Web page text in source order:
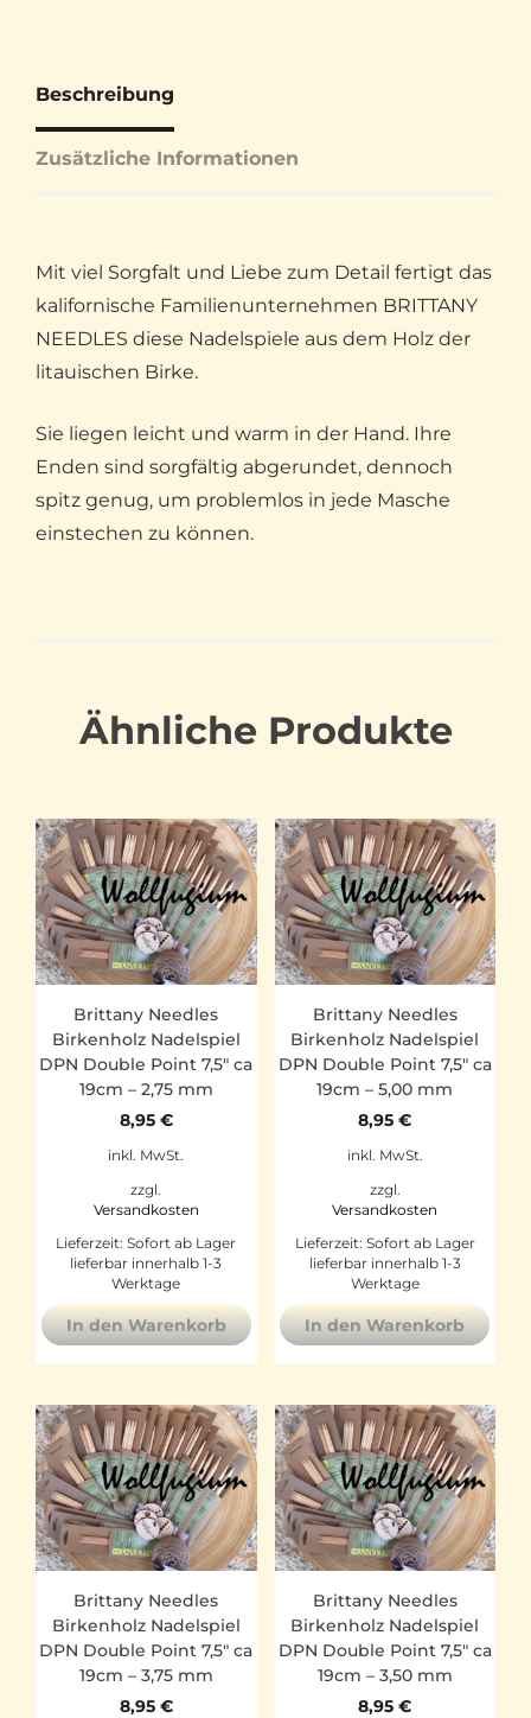
Beschreibung
Zusätzliche Informationen
Mit viel Sorgfalt und Liebe zum Detail fertigt das
kalifornische Familienunternehmen BRITTANY
NEEDLES diese Nadelspiele aus dem Holz der
litauischen Birke.
Sie liegen leicht und warm in der Hand. Ihre
Enden sind sorgfältig abgerundet, dennoch
spitz genug, um problemlos in jede Masche
einstechen zu können.
Ähnliche Produkte
Brittany Needles
Birkenholz Nadelspiel
DPN Double Point 7,5″ ca
19cm – 2,75 mm
8,95 €
inkl. MwSt.
zzgl.
Versandkosten
Lieferzeit:Sofort ab Lager
lieferbar innerhalb 1-3
Werktage
In den Warenkorb
Brittany Needles
Birkenholz Nadelspiel
DPN Double Point 7,5″ ca
19cm – 5,00 mm
8,95€
inkl. MwSt.
zzgl.
Versandkosten
Lieferzeit: Sofort ab Lager
lieferbar innerhalb 1-3
Werktage
In den Warenkorb
Brittany Needles
Birkenholz Nadelspiel
DPN Double Point 7,5″ ca
19cm – 3,75 mm
8,95 €
Brittany Needles
Birkenholz Nadelspiel
DPN Double Point 7,5″ ca
19cm – 3,50 mm
8,95€